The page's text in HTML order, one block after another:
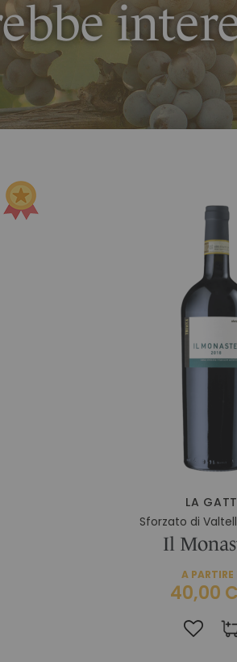
LA
Sforzato di
Il
A PARTIRE
40,00